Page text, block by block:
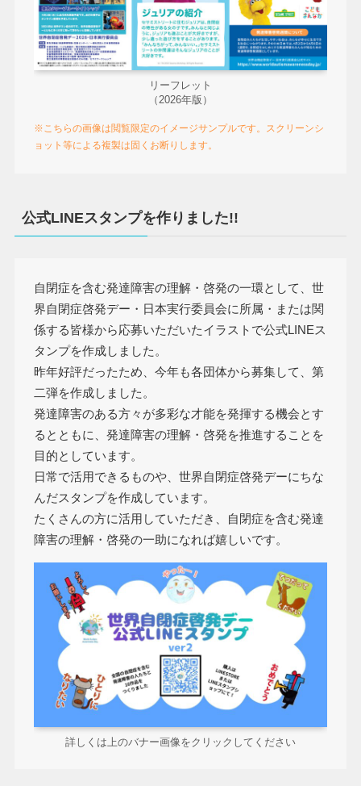
リーフレット
（2026年版）
※こちらの画像は閲覧限定のイメージサンプルです。スクリーンシ
ョット等による複製は固くお断りします。
公式LINEスタンプを作りました!!
自閉症を含む発達障害の理解・啓発の一環として、世
界自閉症啓発デー・日本実行委員会に所属・または関
係する皆様から応募いただいたイラストで公式LINEス
タンプを作成しました。
昨年好評だったため、今年も各団体から募集して、第
二弾を作成しました。
発達障害のある方々が多彩な才能を発揮する機会とす
るとともに、発達障害の理解・啓発を推進することを
目的としています。
日常で活用できるものや、世界自閉症啓発デーにちな
んだスタンプを作成しています。
たくさんの方に活用していただき、自閉症を含む発達
障害の理解・啓発の一助になれば嬉しいです。
詳しくは上のバナー画像をクリックしてください